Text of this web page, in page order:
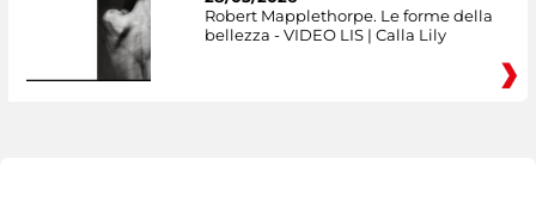
Robert Mapplethorpe. Le forme della
bellezza - VIDEO LIS | Calla Lily